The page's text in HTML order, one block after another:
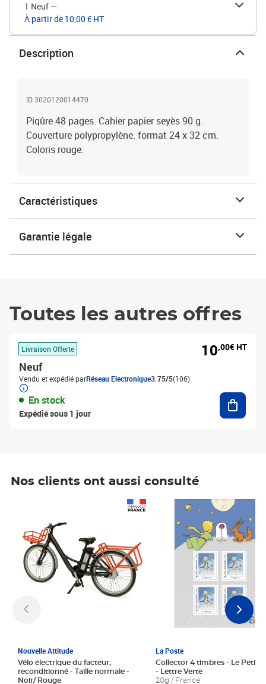
1 Neuf —
À partir de 10,00 € HT
Description
ID 3020120014470
Piqûre 48 pages. Cahier papier seyès 90 g.
Couverture polypropylène. format 24 x 32 cm.
Coloris rouge.
Caractéristiques
Garantie légale
Toutes les autres offres
Livraison Offerte
Neuf
Vendu et expédié parRéseau Electronique3.75/5(106)
En stock
Expédié sous 1 jour
10,00€ HT
Nos clients ont aussi consulté
Nouvelle Attitude
Vélo électrique du facteur,
reconditionné - Taille normale -
Noir/ Rouge
La Poste
Collector 4 timbres - Le Petit
- Lettre Verte
20g / France
Prix 6,25€ HT